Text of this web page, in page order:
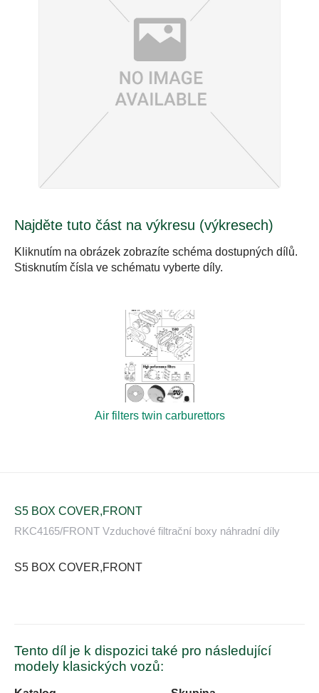
Najděte tuto část na výkresu (výkresech)
Kliknutím na obrázek zobrazíte schéma dostupných dílů.
Stisknutím čísla ve schématu vyberte díly.
Air filters twin carburettors
S5 BOX COVER,FRONT
RKC4165/FRONT Vzduchové filtrační boxy náhradní díly
S5 BOX COVER,FRONT
Tento díl je k dispozici také pro následující
modely klasických vozů: